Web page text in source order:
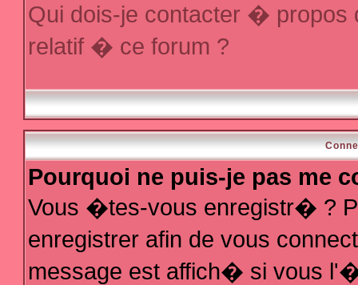
Qui dois-je contacter �
relatif � ce forum ?
Pourquoi ne puis-je pas me
Vous �tes-vous enregistr� ?
enregistrer afin de vous
message est affich� si vous